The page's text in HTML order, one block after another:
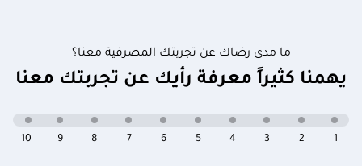
ما مدى رضاك عن تجربتك المصرفية معنا؟
يهمنا كثيراً معرفة رأيك عن تجربتك معنا
10 9 8 7 6 5 4 3 2 1